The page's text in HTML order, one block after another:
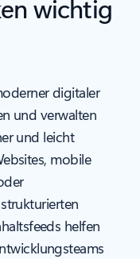
wichtig
digitaler
und verwalten
und leicht
mobile
helfen